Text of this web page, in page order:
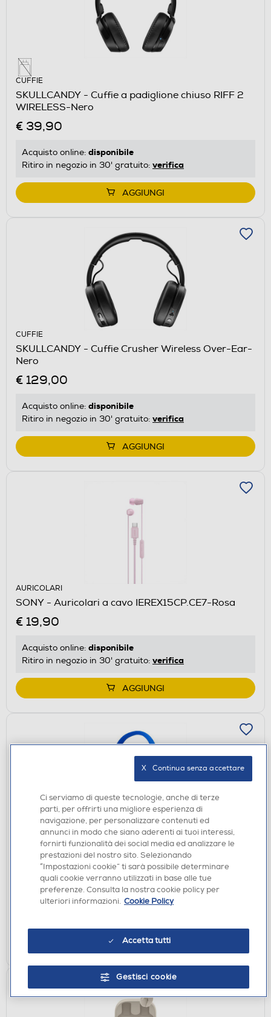
CUFFIE
SKULLCANDY - Cuffie a padiglione chiuso RIFF 2
WIRELESS-Nero
€ 39,90
Acquisto online: disponibile
Ritiro in negozio in 30' gratuito: verifica
AGGIUNGI
CUFFIE
SKULLCANDY - Cuffie Crusher Wireless Over-Ear-
Nero
€ 129,00
Acquisto online: disponibile
Ritiro in negozio in 30' gratuito: verifica
AGGIUNGI
AURICOLARI
SONY - Auricolari a cavo IEREX15CP.CE7-Rosa
€ 19,90
Acquisto online: disponibile
Ritiro in negozio in 30' gratuito: verifica
AGGIUNGI
CUFFIE
OTL - Cuffie a padiglione chiuso MARIO CORE
WIRED-Blu
€ 11,99
Acquisto online:disponibile
AGGIUNGI
Ci serviamo di queste tecnologie, anche di terze
parti, per offrirti una migliore esperienza di
navigazione, per personalizzare contenuti ed
annunci in modo che siano aderenti ai tuoi interessi,
fornirti funzionalità dei social media ed analizzare le
prestazioni del nostro sito. Selezionando
“Impostazioni cookie” ti sarà possibile determinare
quali cookie verranno utilizzati in base alle tue
preferenze. Consulta la nostra cookie policy per
ulteriori informazioni. Cookie Policy
Accetta tutti
Gestisci cookie
X   Continua senza accettare